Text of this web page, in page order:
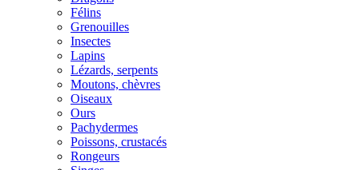
Félins
Grenouilles
Insectes
Lapins
Lézards, serpents
Moutons, chèvres
Oiseaux
Ours
Pachydermes
Poissons, crustacés
Rongeurs